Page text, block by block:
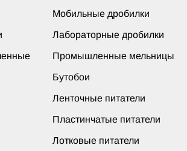
Мобильные дробилки
Лабораторные дробилки
Промышленные мельницы
Бутобои
Ленточные питатели
Пластинчатые питатели
Лотковые питатели